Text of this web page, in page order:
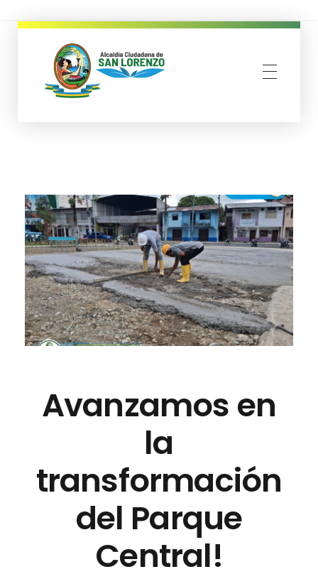
Avanzamos en
la
transformación
del Parque
Central!